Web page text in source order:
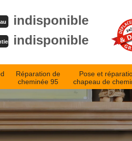
indisponible
indisponible
Réparation de
cheminée 95
Pose et
chapeau de